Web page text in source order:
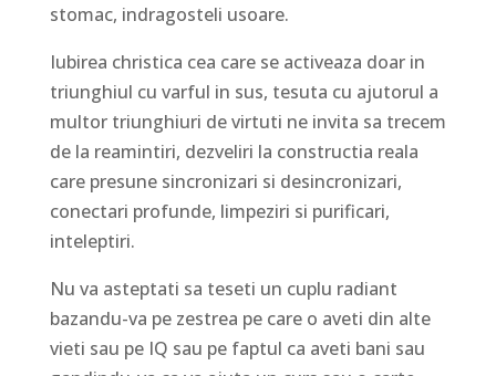
stomac, indragosteli usoare.
Iubirea christica cea care se activeaza doar in
triunghiul cu varful in sus, tesuta cu ajutorul a
multor triunghiuri de virtuti ne invita sa trecem
de la reamintiri, dezveliri la constructia reala
care presune sincronizari si desincronizari,
conectari profunde, limpeziri si purificari,
inteleptiri.
Nu va asteptati sa teseti un cuplu radiant
bazandu-va pe zestrea pe care o aveti din alte
vieti sau pe IQ sau pe faptul ca aveti bani sau